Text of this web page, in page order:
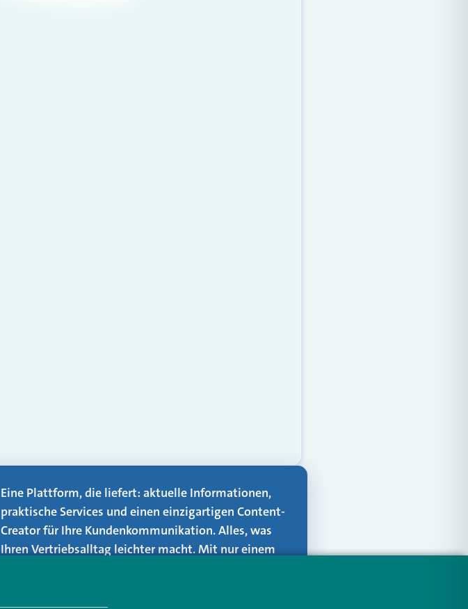
Eine Plattform, die liefert: aktuelle Informationen,
praktische Services und einen einzigartigen Content-
Creator für Ihre Kundenkommunikation. Alles, was
Ihren Vertriebsalltag leichter macht. Mit nur einem